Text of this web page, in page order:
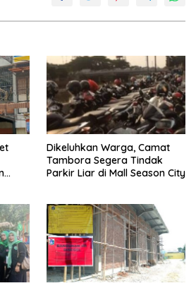
Dikeluhkan Warga, Camat
Tambora Segera Tindak
Parkir Liar di Mall Season City